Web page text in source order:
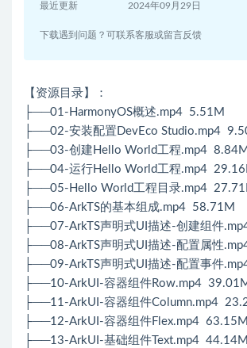
最近更新 2024年09月29日
下载遇到问题？可联系客服或留言反馈
【资源目录】：
├──01-HarmonyOS概述.mp4 5.51M
├──02-安装配置DevEco Studio.mp4
├──03-创建Hello World工程.mp4 8.84M
├──04-运行Hello World工程.mp4
├──05-Hello World工程目录.mp4
├──06-ArkTS的基本组成.mp4 58.71M
├──07-ArkTS声明式UI描述-创建组件
├──08-ArkTS声明式UI描述-配置属性
├──09-ArkTS声明式UI描述-配置事件
├──10-ArkUI-容器组件Row.mp4
├──11-ArkUI-容器组件Column.mp4
├──12-ArkUI-容器组件Flex.mp4 63.15M
├──13-ArkUI-基础组件Text.mp4 44.14M